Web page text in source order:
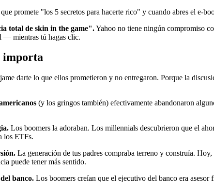
promete "los 5 secretos para hacerte rico" y cuando abres el e-
total de skin in the game".Yahoo no tiene ningún compromiso
— mientras tú hagas clic.
importa
darte lo que ellos prometieron y no entregaron. Porque la
(y los gringos también) efectivamente abandonaron
Los boomers la adoraban. Los millennials descubrieron que el
los ETFs.
La generación de tus padres compraba terreno y construía.
puede tener más sentido.
banco. Los boomers creían que el ejecutivo del banco era